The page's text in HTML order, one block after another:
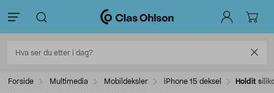
Forside Multimedia Mobildeksler iPhone 15 deksel Holdit